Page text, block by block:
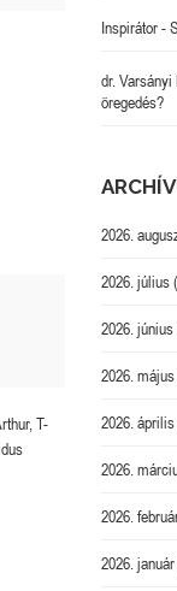
T-
Inspirátor-
dr. Varsányi
öregedés?
2026.
2026. július
2026. június
2026. május
2026. április
2026.
2026.
2026. január